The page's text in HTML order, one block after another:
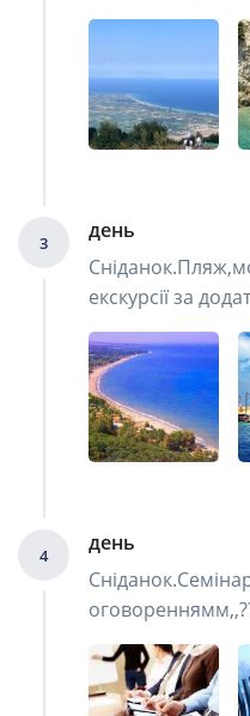
3
день
екскурсії за
4
день